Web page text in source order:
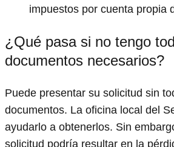
impuestos por cuenta propia
¿Qué pasa si no tengo
documentos necesarios?
Puede presentar su solicitud sin
documentos. La oficina local del
ayudarlo a obtenerlos. Sin
solicitud podría resultar en la